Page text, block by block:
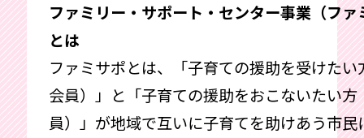
ファミリー・サポート・センター事業（ファ
とは
ファミサポとは、「子育ての援助を受けたい
会員）」と「子育ての援助をおこないたい方
員）」が地域で互いに子育てを助けあう市民